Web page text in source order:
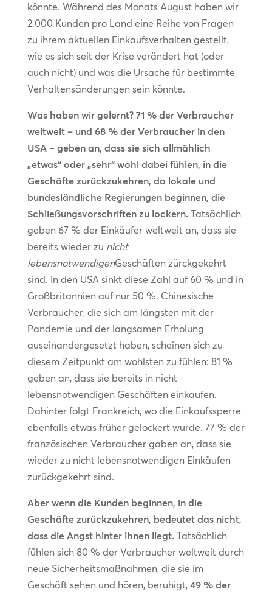
könnte. Während des Monats August haben wir
2.000 Kunden pro Land eine Reihe von Fragen
zu ihrem aktuellen Einkaufsverhalten gestellt,
wie es sich seit der Krise verändert hat (oder
auch nicht) und was die Ursache für bestimmte
Verhaltensänderungen sein könnte.
Was haben wir gelernt? 71 % der Verbraucher
weltweit – und 68 % der Verbraucher in den
USA – geben an, dass sie sich allmählich
„etwas“ oder „sehr“ wohl dabei fühlen, in die
Geschäfte zurückzukehren, da lokale und
bundesländliche Regierungen beginnen, die
Schließungsvorschriften zu lockern.Tatsächlich
geben 67 % der Einkäufer weltweit an, dass sie
bereits wieder zu nicht
lebensnotwendigenGeschäften zürckgekehrt
sind. In den USA sinkt diese Zahl auf 60 % und in
Großbritannien auf nur 50 %. Chinesische
Verbraucher, die sich am längsten mit der
Pandemie und der langsamen Erholung
auseinandergesetzt haben, scheinen sich zu
diesem Zeitpunkt am wohlsten zu fühlen: 81 %
geben an, dass sie bereits in nicht
lebensnotwendigen Geschäften einkaufen.
Dahinter folgt Frankreich, wo die Einkaufssperre
ebenfalls etwas früher gelockert wurde. 77 % der
französischen Verbraucher gaben an, dass sie
wieder zu nicht lebensnotwendigen Einkäufen
zurückgekehrt sind.
Aber wenn die Kunden beginnen, in die
Geschäfte zurückzukehren, bedeutet das nicht,
dass die Angst hinter ihnen liegt.Tatsächlich
fühlen sich 80 % der Verbraucher weltweit durch
neue Sicherheitsmaßnahmen, die sie im
Geschäft sehen und hören, beruhigt, 49 % der